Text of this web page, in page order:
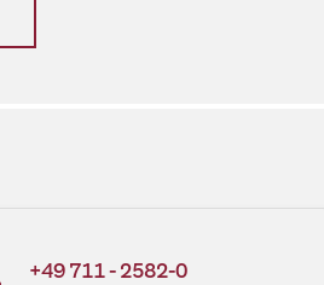
+49 711 - 2582-0